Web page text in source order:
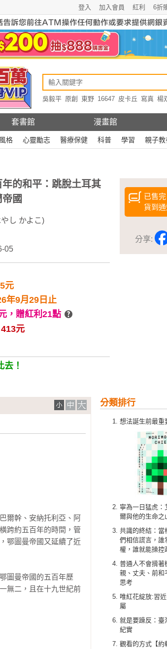
6折
紅利
加入會員
登入
吳毅平 原創 東野 16647 皮卡丘 寫真 楊
套書館 漫畫館
格 心靈勵志 醫療保健 科普 學習 親子教
已售
貨到
分享:
的和平：跳脫土耳其
國
し かよこ)
05
元
年9月29日止
， 贈紅利21點
元
！
分類排行
想法誕生前最重
寧為一日猛虎：
爾與他的生命之
共識的終結：當
們相信謊言，誰
權，誰就能操控
普通人不會揹著
親、丈夫、前和
思考
唯紅花綻放:習
屬
就是要躁反：臺
紀實
觀看的方式【
爾幹、安納托利亞、阿
跨約五百年的時間，管
鄂圖曼帝國又延續了近
圖曼帝國的五百年歷
無二，且在十九世紀前